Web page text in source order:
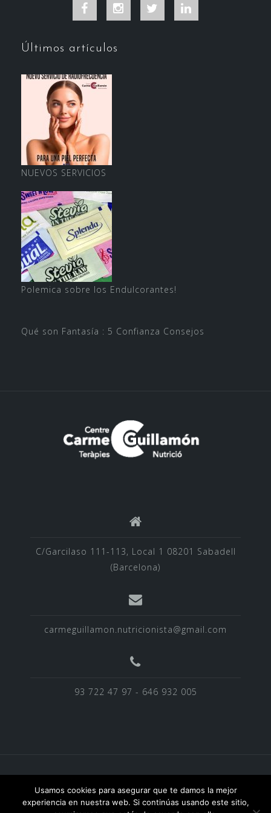
Facebook InstagramTwitter
Últimos artículos
NUEVOS SERVICIOS
Polemica sobre los Endulcorantes!
Qué son Fantasía : 5 Confianza Consejos
C/Garcilaso 111-113, Local 1 08201 Sabadell
(Barcelona)
carmeguillamon.nutricionista@gmail.com
93 722 47 97 - 646 932 005
POLITICA DE PRIVACIDAD
SERVICIOS
Usamos cookies para asegurar que te damos la mejor
experiencia en nuestra web. Si continúas usando este sitio,